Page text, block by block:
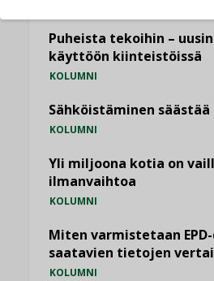
Puheista tekoihin –
käyttöön kiinteistöissä
KOLUMNI
Sähköistäminen
KOLUMNI
Yli miljoona kotia on
ilmanvaihtoa
KOLUMNI
Miten varmistetaan
saatavien tietojen
KOLUMNI